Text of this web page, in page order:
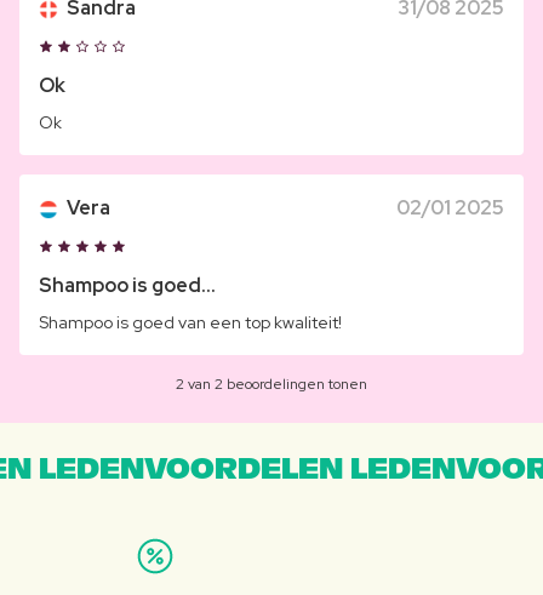
Sandra 31/08 2025
Ok
Ok
Vera 02/01 2025
Shampoo is goed...
Shampoo is goed van een top kwaliteit!
2 van 2 beoordelingen tonen
LEDENVOORDELEN